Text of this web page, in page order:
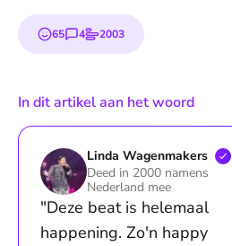
65
emojis4
reacties
2003
stemmen
In dit artikel aan het woord
Linda Wagenmakers
Deed in 2000 namens
Nederland mee
"Deze beat is helemaal
happening. Zo'n happy